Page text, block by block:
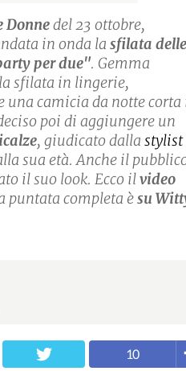
Donnedel 23 ottobre,
in onda la sfilata delle
per due". Gemma
sfilata in lingerie,
una camicia da notte corta
poi di aggiungere un
, giudicato dalla stylist
sua età. Anche il
il suo look. Ecco ilvideo
puntata completa èsu
10